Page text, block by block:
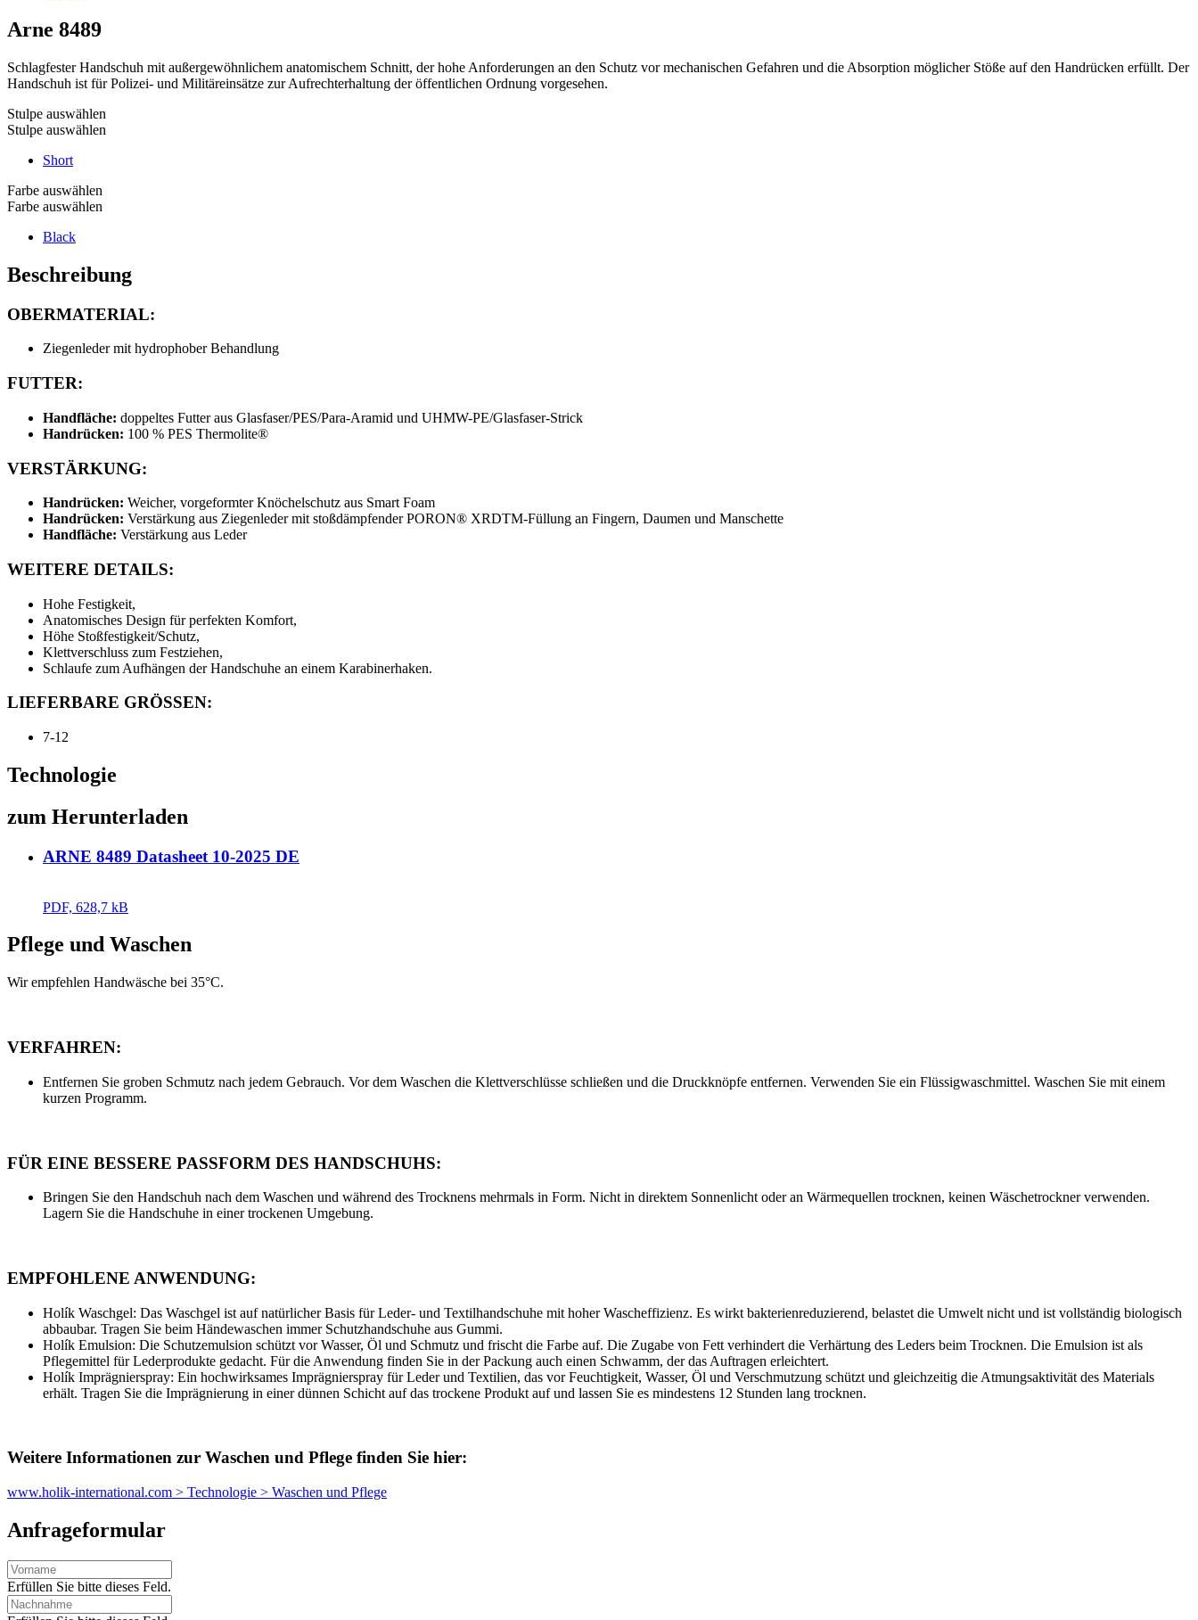
Arne 8489
Schlagfester Handschuh mit außergewöhnlichem anatomischem Schnitt, der hohe Anforderungen an den Schutz vor mechanischen Gefahren und die Absorption möglicher Stöße auf den Handrücken erfüllt. Der
Handschuh ist für Polizei- und Militäreinsätze zur Aufrechterhaltung der öffentlichen Ordnung vorgesehen.
Stulpe auswählen
Stulpe auswählen
Short
Farbe auswählen
Farbe auswählen
Black
Beschreibung
OBERMATERIAL:
Ziegenleder mit hydrophober Behandlung
FUTTER:
Handfläche: doppeltes Futter aus Glasfaser/PES/Para-Aramid und UHMW-PE/Glasfaser-Strick
Handrücken: 100 % PES Thermolite®
VERSTÄRKUNG:
Handrücken: Weicher, vorgeformter Knöchelschutz aus Smart Foam
Handrücken: Verstärkung aus Ziegenleder mit stoßdämpfender PORON® XRDTM-Füllung an Fingern, Daumen und Manschette
Handfläche: Verstärkung aus Leder
WEITERE DETAILS:
Hohe Festigkeit,
Anatomisches Design für perfekten Komfort,
Höhe Stoßfestigkeit/Schutz,
Klettverschluss zum Festziehen,
Schlaufe zum Aufhängen der Handschuhe an einem Karabinerhaken.
LIEFERBARE GRÖSSEN:
7-12
Technologie
zum Herunterladen
ARNE 8489 Datasheet 10-2025 DE
PDF, 628,7 kB
Pflege und Waschen
Wir empfehlen Handwäsche bei 35°C.
VERFAHREN:
Entfernen Sie groben Schmutz nach jedem Gebrauch. Vor dem Waschen die Klettverschlüsse schließen und die Druckknöpfe entfernen. Verwenden Sie ein Flüssigwaschmittel. Waschen Sie mit einem
kurzen Programm.
FÜR EINE BESSERE PASSFORM DES HANDSCHUHS:
Bringen Sie den Handschuh nach dem Waschen und während des Trocknens mehrmals in Form. Nicht in direktem Sonnenlicht oder an Wärmequellen trocknen, keinen Wäschetrockner verwenden.
Lagern Sie die Handschuhe in einer trockenen Umgebung.
EMPFOHLENE ANWENDUNG:
Holík Waschgel: Das Waschgel ist auf natürlicher Basis für Leder- und Textilhandschuhe mit hoher Wascheffizienz. Es wirkt bakterienreduzierend, belastet die Umwelt nicht und ist vollständig biologisch
abbaubar. Tragen Sie beim Händewaschen immer Schutzhandschuhe aus Gummi.
Holík Emulsion: Die Schutzemulsion schützt vor Wasser, Öl und Schmutz und frischt die Farbe auf. Die Zugabe von Fett verhindert die Verhärtung des Leders beim Trocknen. Die Emulsion ist als
Pflegemittel für Lederprodukte gedacht. Für die Anwendung finden Sie in der Packung auch einen Schwamm, der das Auftragen erleichtert.
Holík Imprägnierspray: Ein hochwirksames Imprägnierspray für Leder und Textilien, das vor Feuchtigkeit, Wasser, Öl und Verschmutzung schützt und gleichzeitig die Atmungsaktivität des Materials
erhält. Tragen Sie die Imprägnierung in einer dünnen Schicht auf das trockene Produkt auf und lassen Sie es mindestens 12 Stunden lang trocknen.
Weitere Informationen zur Waschen und Pflege finden Sie hier:
www.holik-international.com > Technologie > Waschen und Pflege
Anfrageformular
Erfüllen Sie bitte dieses Feld.